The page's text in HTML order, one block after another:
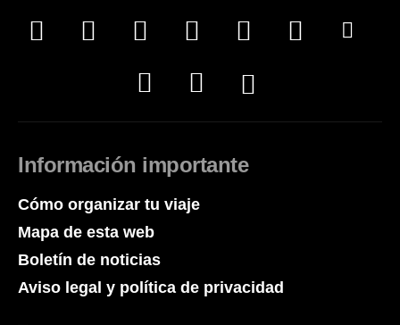
Información importante
Cómo organizar tu viaje
Mapa de esta web
Boletín de noticias
Aviso legal y política de privacidad